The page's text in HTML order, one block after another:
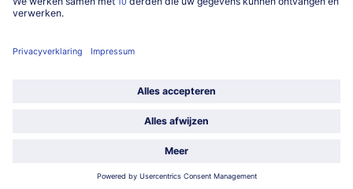
www.bofrost.be
016 98 1919